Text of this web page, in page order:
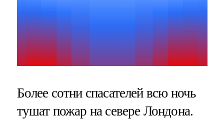
Более сотни спасателей всю ночь
тушат пожар на севере Лондона.